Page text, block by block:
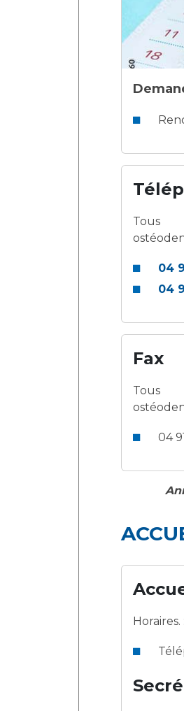
Laïcité et cultes
Les associations
Livret d'accueil
Salon des familles
Transports
Les structures de
Tous
04
04
Fax
Tous
04